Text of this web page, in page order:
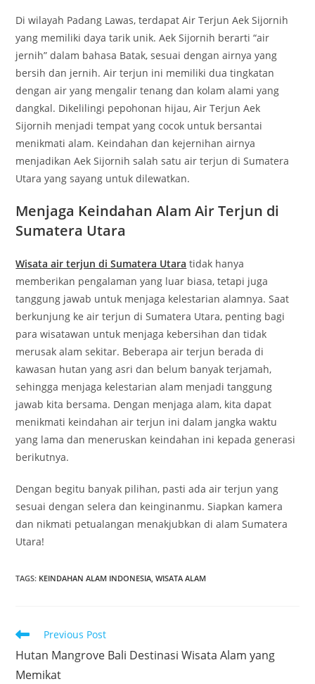
Di wilayah Padang Lawas, terdapat Air Terjun Aek Sijornih
yang memiliki daya tarik unik. Aek Sijornih berarti “air
jernih” dalam bahasa Batak, sesuai dengan airnya yang
bersih dan jernih. Air terjun ini memiliki dua tingkatan
dengan air yang mengalir tenang dan kolam alami yang
dangkal. Dikelilingi pepohonan hijau, Air Terjun Aek
Sijornih menjadi tempat yang cocok untuk bersantai
menikmati alam. Keindahan dan kejernihan airnya
menjadikan Aek Sijornih salah satu air terjun di Sumatera
Utara yang sayang untuk dilewatkan.
Menjaga Keindahan Alam Air Terjun di
Sumatera Utara
Wisata air terjun di Sumatera Utara tidak hanya
memberikan pengalaman yang luar biasa, tetapi juga
tanggung jawab untuk menjaga kelestarian alamnya. Saat
berkunjung ke air terjun di Sumatera Utara, penting bagi
para wisatawan untuk menjaga kebersihan dan tidak
merusak alam sekitar. Beberapa air terjun berada di
kawasan hutan yang asri dan belum banyak terjamah,
sehingga menjaga kelestarian alam menjadi tanggung
jawab kita bersama. Dengan menjaga alam, kita dapat
menikmati keindahan air terjun ini dalam jangka waktu
yang lama dan meneruskan keindahan ini kepada generasi
berikutnya.
Dengan begitu banyak pilihan, pasti ada air terjun yang
sesuai dengan selera dan keinginanmu. Siapkan kamera
dan nikmati petualangan menakjubkan di alam Sumatera
Utara!
TAGS: KEINDAHAN ALAM INDONESIA, WISATA ALAM
Read
articles
Previous Post
Hutan Mangrove Bali Destinasi Wisata Alam yang
Memikat